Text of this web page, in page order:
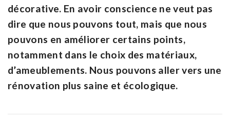
décorative. En avoir conscience ne veut pas
dire que nous pouvons tout, mais que nous
pouvons en améliorer certains points,
notamment dans le choix des matériaux,
d’ameublements. Nous pouvons aller vers une
rénovation plus saine et écologique.